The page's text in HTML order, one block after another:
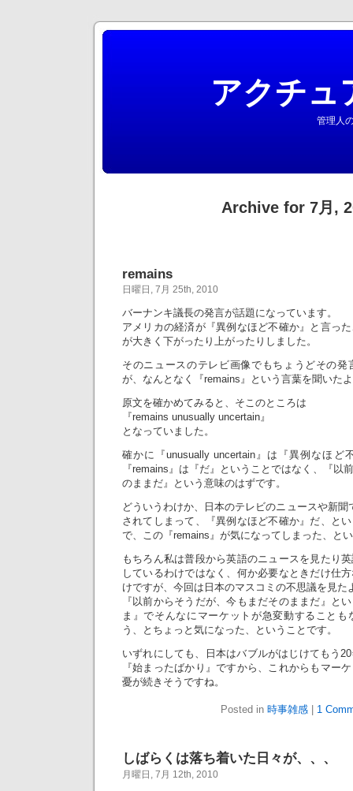
アクチュ
管理人
Archive for 7月,
remains
日曜日, 7月 25th, 2010
バーナンキ議長の発言が話題になっています。
アメリカの経済が『異例なほど不確か』と言っ
が大きく下がったり上がったりしました。
そのニュースのテレビ画像でもちょうどその発
が、なんとなく『remains』という言葉を聞いた
原文を確かめてみると、そこのところは
『remains unusually uncertain』
となっていました。
確かに『unusually uncertain』は『異例なほど
『remains』は『だ』ということではなく、『以
のままだ』という意味のはずです。
どういうわけか、日本のテレビのニュースや新
されてしまって、『異例なほど不確か』だ、と
で、この『remains』が気になってしまった、と
もちろん私は普段から英語のニュースを見たり
しているわけではなく、何か必要なときだけ仕
けですが、今回は日本のマスコミの不思議を見た
『以前からそうだが、今もまだそのままだ』と
ま』でそんなにマーケットが急変動すること
う、とちょっと気になった、ということです。
いずれにしても、日本はバブルがはじけてもう
『始まったばかり』ですから、これからもマー
憂が続きそうですね。
Posted in 時事雑感 1
しばらくは落ち着いた日々が、、、
月曜日, 7月 12th, 2010